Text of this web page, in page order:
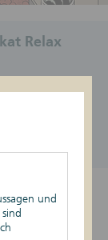
und
Relax